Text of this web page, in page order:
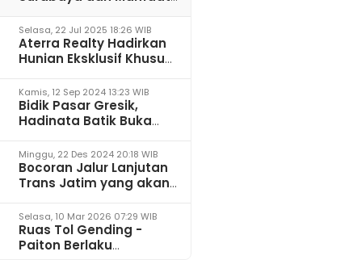
Saraf
Selasa, 22 Jul 2025 18:26 WIB
Aterra Realty Hadirkan
Hunian Eksklusif Khusus
Malang
Kamis, 12 Sep 2024 13:23 WIB
Bidik Pasar Gresik,
Hadinata Batik Buka
Minggu, 22 Des 2024 20:18 WIB
Bocoran Jalur Lanjutan
Trans Jatim yang akan
2025
Selasa, 10 Mar 2026 07:29 WIB
Ruas Tol Gending -
Paiton Berlaku